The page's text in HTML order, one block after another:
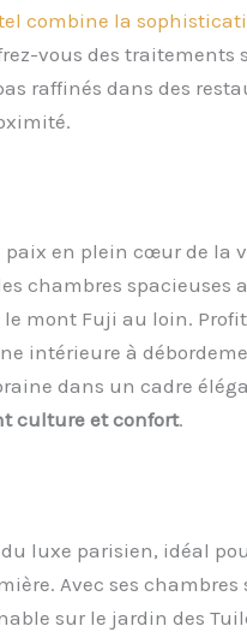
combine la
vous des traitements
raffinés dans des
paix en plein cœur de la
chambres spacieuses
mont Fuji au loin.
intérieure à
dans un cadre
culture et confort.
luxe parisien, idéal
Avec ses chambres
sur le jardin des